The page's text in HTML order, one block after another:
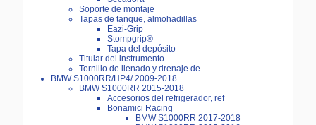
Soporte de montaje
Tapas de tanque, almohadillas
Eazi-Grip
Stompgrip®
Tapa del depósito
Titular del instrumento
Tornillo de llenado y drenaje de
BMW S1000RR/HP4/ 2009-2018
BMW S1000RR 2015-2018
Accesorios del refrigerador, ref
Bonamici Racing
BMW S1000RR 2017-2018